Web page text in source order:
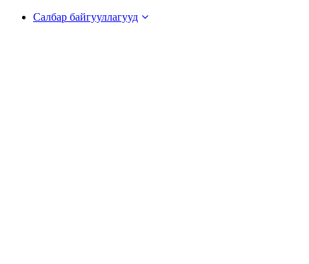
Салбар байгууллагууд